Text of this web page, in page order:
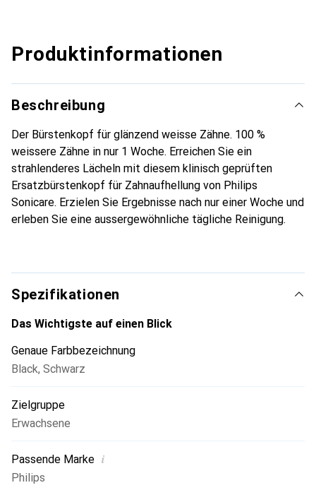
Produktinformationen
Beschreibung
Der Bürstenkopf für glänzend weisse Zähne. 100 %
weissere Zähne in nur 1 Woche. Erreichen Sie ein
strahlenderes Lächeln mit diesem klinisch geprüften
Ersatzbürstenkopf für Zahnaufhellung von Philips
Sonicare. Erzielen Sie Ergebnisse nach nur einer Woche und
erleben Sie eine aussergewöhnliche tägliche Reinigung.
Spezifikationen
Das Wichtigste auf einen Blick
Genaue Farbbezeichnung
Black, Schwarz
Zielgruppe
Erwachsene
Passende Marke i
Philips